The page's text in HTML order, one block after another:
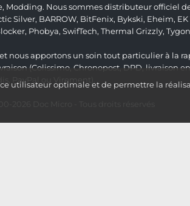
utilisateur optimale et de permettre la
, Modding. Nous sommes distributeur officiel
Silver, BARROW, BitFenix, Bykski, Eheim,
, Phobya, SwifTech, Thermal Grizzly, Tygon
nous apportons un soin tout particulier à la
(Colissimo, Chronopost, DPD, livraison
PayPal ou Virement).